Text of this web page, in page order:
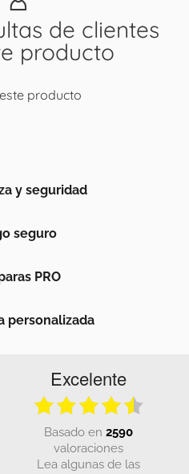
de clientes
producto
producto
y seguridad
seguro
PRO
personalizada
Excelente
basado en 2590
valoraciones
Lea algunas de las